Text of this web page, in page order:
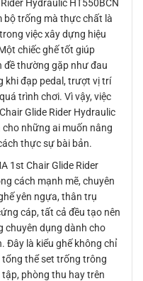
Hydraulic HT550BCN
bộ trống mà thực chất là
việc xây dựng hiệu
chiếc ghế tốt giúp
đề thường gặp như đau
khi đạp pedal, trượt vị trí
trình chơi. Vì vậy, việc
Glide Rider Hydraulic
những ai muốn nâng
thực sự bài bản.
1st Chair Glide Rider
cách mạnh mẽ, chuyên
yên ngựa, thân trụ
cáp, tất cả đều tạo nên
chuyên dụng dành cho
Đây là kiểu ghế không chỉ
thể set trống trông
phòng thu hay trên